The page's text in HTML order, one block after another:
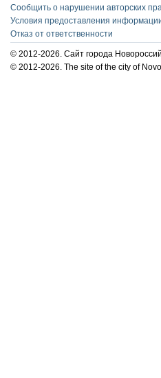
Сообщить о нарушении авторских
Условия предоставления
Отказ от ответственности
© 2012-2026. Сайт города
© 2012-2026. The site of the city of